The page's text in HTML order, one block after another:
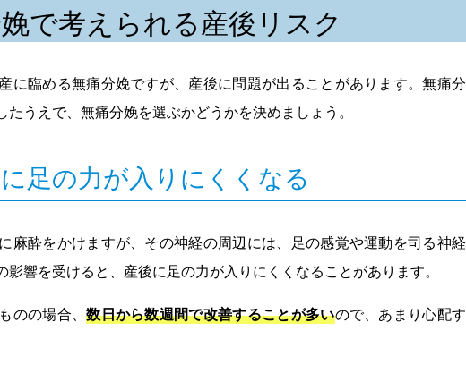
で考えられる産後リスク
に臨める無痛分娩ですが、産後に問題が出ることがあります。無痛分
うえで、無痛分娩を選ぶかどうかを決めましょう。
足の力が入りにくくなる
麻酔をかけますが、その神経の周辺には、足の感覚や運動を司る神経
響を受けると、産後に足の力が入りにくくなることがあります。
のの場合、数日から数週間で改善することが多いので、あまり心配す